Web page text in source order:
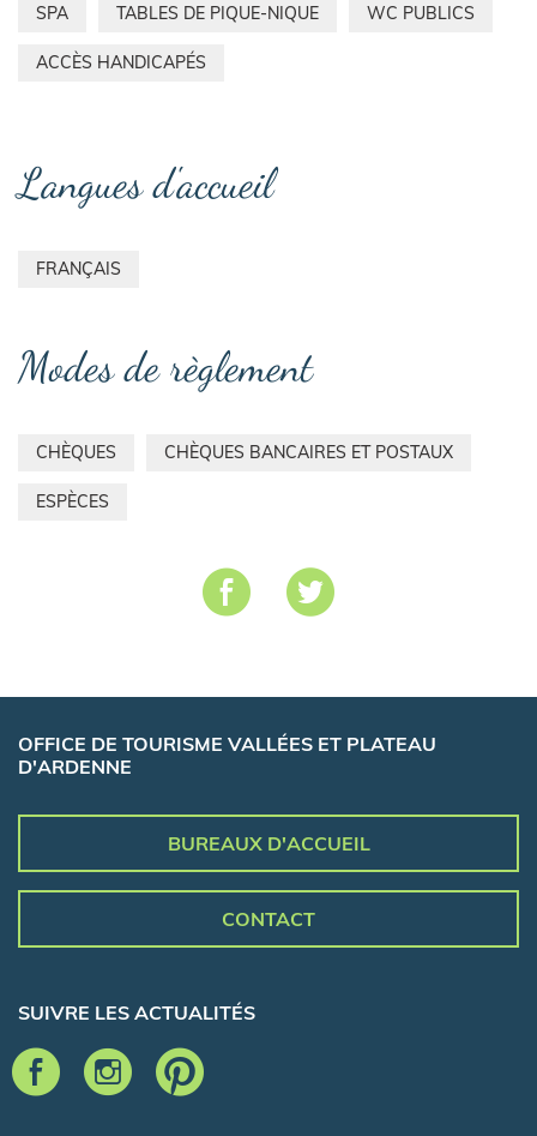
SPA TABLES DE PIQUE-NIQUE WC PUBLICS
ACCÈS HANDICAPÉS
Langues d'accueil
FRANÇAIS
Modes de règlement
CHÈQUES CHÈQUES BANCAIRES ET POSTAUX
ESPÈCES
OFFICE DE TOURISME VALLÉES ET PLATEAU
D'ARDENNE
BUREAUX D'ACCUEIL
CONTACT
SUIVRE LES ACTUALITÉS